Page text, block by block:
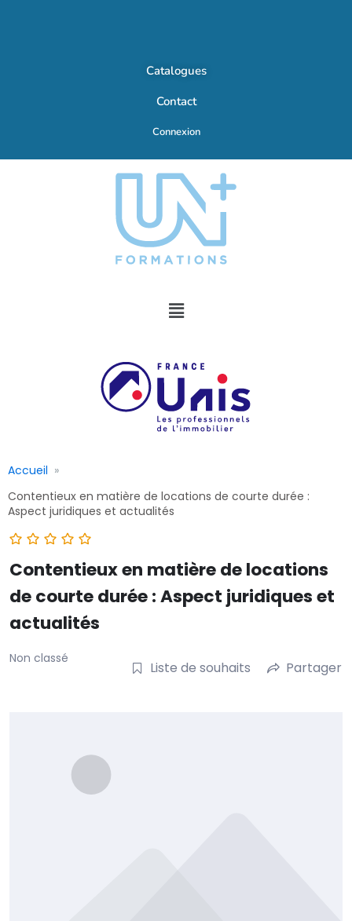
Catalogues
Contact
Connexion
Accueil
Contentieux en matière de locations de courte durée :
Aspect juridiques et actualités
Contentieux en matière de locations
de courte durée : Aspect juridiques et
actualités
Non classé
Liste de souhaits Partager